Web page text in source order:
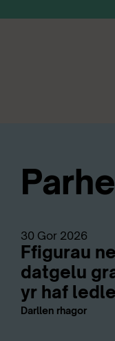
30 Gor 2026
Ffigurau
datgelu
yr haf
Darllen rhagor